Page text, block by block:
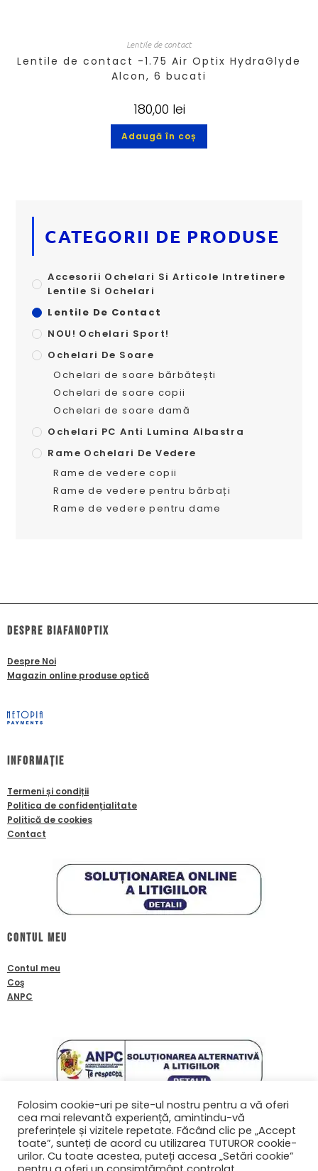
Lentile de contact
Lentile de contact -1.75 Air Optix HydraGlyde
Alcon, 6 bucati
180,00 lei
Adaugă în coș
CATEGORII DE PRODUSE
Accesorii Ochelari Si Articole Intretinere
Lentile Si Ochelari
Lentile De Contact
NOU! Ochelari Sport!
Ochelari De Soare
Ochelari de soare bărbătești
Ochelari de soare copii
Ochelari de soare damă
Ochelari PC Anti Lumina Albastra
Rame Ochelari De Vedere
Rame de vedere copii
Rame de vedere pentru bărbați
Rame de vedere pentru dame
dESPRE biafanoptix
Despre Noi
Magazin online produse optică
Informație
Termeni și condiții
Politica de confidențialitate
Politică de cookies
Contact
Contul meu
Contul meu
Coş
ANPC
Contact
0761601933
contact@biafanoptix.ro
Folosim cookie-uri pe site-ul nostru pentru a vă oferi
cea mai relevantă experiență, amintindu-vă
preferințele și vizitele repetate. Făcând clic pe „Accept
toate”, sunteți de acord cu utilizarea TUTUROR cookie-
urilor. Cu toate acestea, puteți accesa „Setări cookie”